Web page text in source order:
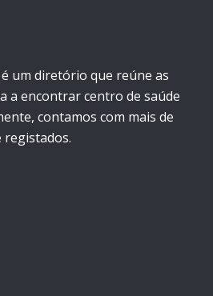
um diretório que reúne as
a encontrar centro de saúde
contamos com mais de
registados.